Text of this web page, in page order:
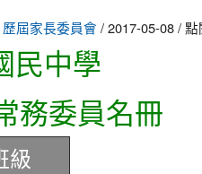
歷屆家長委員會 / 2017-05-08 /
民中學
務委員名冊
級